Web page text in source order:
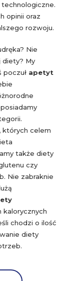
opinii oraz
rozwoju.
Nie
diety? My
poczuł apetyt
których celem
także diety
czy
Nie zabraknie
kalorycznych
chodzi o ilość
diety